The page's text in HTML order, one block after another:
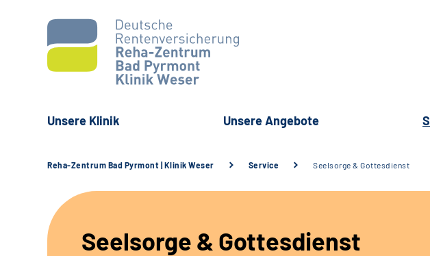
Unsere Klinik Unsere Angebote
Reha-Zentrum Bad Pyrmont | Klinik Weser Service Seelsorge & Gottesdienst
Seelsorge & Gottesdienst